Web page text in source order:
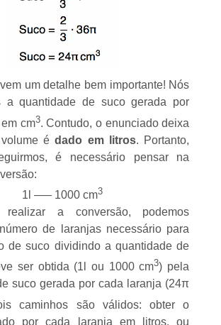
um detalhe bem importante! Nós
a quantidade de suco gerada por
cm3. Contudo, o enunciado deixa
édado em litros. Portanto,
é necessário pensar na
1l —– 1000 cm3
a conversão, podemos
de laranjas necessário para
de suco dividindo a quantidade de
ser obtida (1l ou 1000 cm3) pela
suco gerada por cada laranja (24π
caminhos são válidos: obter o
por cada laranja em litros, ou